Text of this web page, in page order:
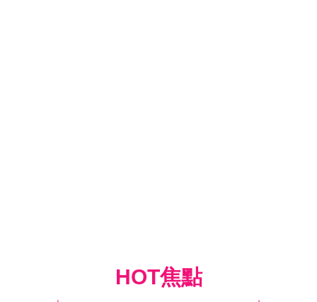
HOT焦點